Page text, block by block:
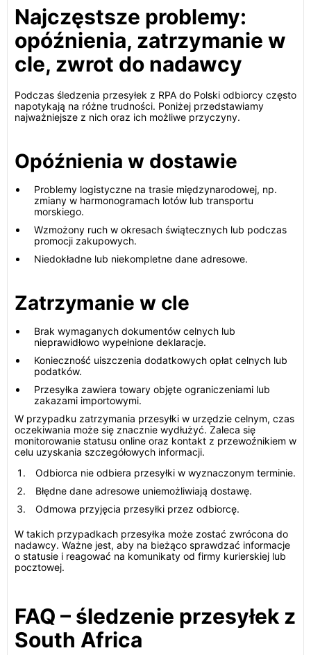
Najczęstsze problemy:
opóźnienia, zatrzymanie w
cle, zwrot do nadawcy
Podczas śledzenia przesyłek z RPA do Polski odbiorcy często
napotykają na różne trudności. Poniżej przedstawiamy
najważniejsze z nich oraz ich możliwe przyczyny.
Opóźnienia w dostawie
Problemy logistyczne na trasie międzynarodowej, np.
zmiany w harmonogramach lotów lub transportu
morskiego.
Wzmożony ruch w okresach świątecznych lub podczas
promocji zakupowych.
Niedokładne lub niekompletne dane adresowe.
Zatrzymanie w cle
Brak wymaganych dokumentów celnych lub
nieprawidłowo wypełnione deklaracje.
Konieczność uiszczenia dodatkowych opłat celnych lub
podatków.
Przesyłka zawiera towary objęte ograniczeniami lub
zakazami importowymi.
W przypadku zatrzymania przesyłki w urzędzie celnym, czas
oczekiwania może się znacznie wydłużyć. Zaleca się
monitorowanie statusu online oraz kontakt z przewoźnikiem w
celu uzyskania szczegółowych informacji.
Odbiorca nie odbiera przesyłki w wyznaczonym terminie.
Błędne dane adresowe uniemożliwiają dostawę.
Odmowa przyjęcia przesyłki przez odbiorcę.
W takich przypadkach przesyłka może zostać zwrócona do
nadawcy. Ważne jest, aby na bieżąco sprawdzać informacje
o statusie i reagować na komunikaty od firmy kurierskiej lub
pocztowej.
FAQ – śledzenie przesyłek z
South Africa